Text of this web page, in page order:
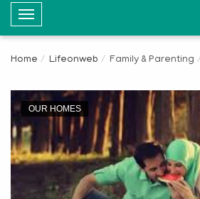
T
o
e
N
a
v
i
g
Home Lifeonweb Family & Parenting
OUR HOMES